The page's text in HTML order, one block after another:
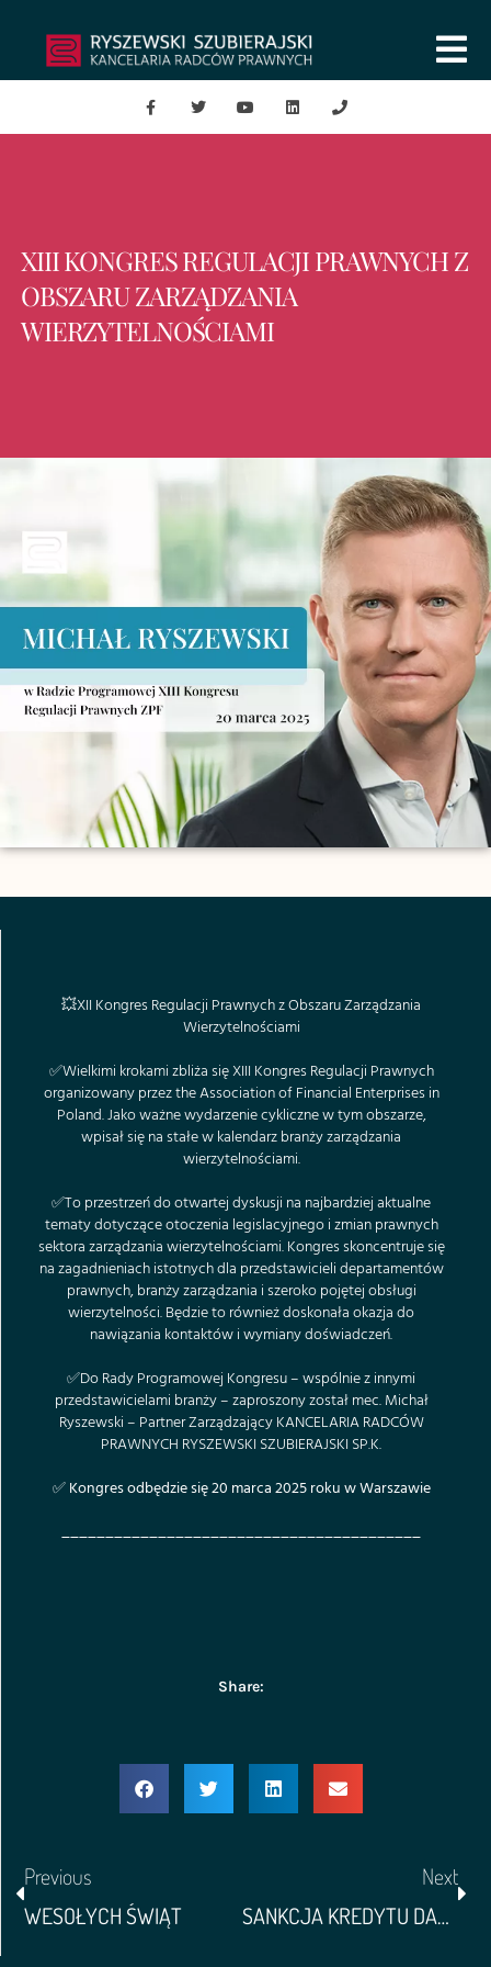
XIII KONGRES REGULACJI PRAWNYCH Z
OBSZARU ZARZĄDZANIA
WIERZYTELNOŚCIAMI
💥XII Kongres Regulacji Prawnych z Obszaru Zarządzania
Wierzytelnościami
✅Wielkimi krokami zbliża się XIII Kongres Regulacji Prawnych
organizowany przezthe Association of Financial Enterprises in
Poland. Jako ważne wydarzenie cykliczne w tym obszarze,
wpisał się na stałe w kalendarz branży zarządzania
wierzytelnościami.
✅To przestrzeń do otwartej dyskusji na najbardziej aktualne
tematy dotyczące otoczenia legislacyjnego i zmian prawnych
sektora zarządzania wierzytelnościami. Kongres skoncentruje się
na zagadnieniach istotnych dla przedstawicieli departamentów
prawnych, branży zarządzania i szeroko pojętej obsługi
wierzytelności. Będzie to również doskonała okazja do
nawiązania kontaktów i wymiany doświadczeń.
✅Do Rady Programowej Kongresu – wspólnie z innymi
przedstawicielami branży – zaproszony został mec.Michał
Ryszewski– Partner ZarządzającyKANCELARIA RADCÓW
PRAWNYCH RYSZEWSKI SZUBIERAJSKI SP.K.
✅ Kongres odbędzie się 20 marca 2025 roku w Warszawie
_________________________________________
Share:
Previous
WESOŁYCH ŚWIĄT
Next
SANKCJA KREDYTU DARMOWEGO- WYROK TSUE Z 13 LUTEGO 2025, PRZEŁOM, CZY NIE?